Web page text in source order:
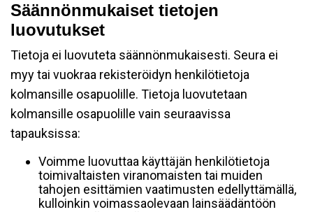
Säännönmukaiset tietojen
luovutukset
Tietoja ei luovuteta säännönmukaisesti. Seura ei
myy tai vuokraa rekisteröidyn henkilötietoja
kolmansille osapuolille. Tietoja luovutetaan
kolmansille osapuolille vain seuraavissa
tapauksissa:
Voimme luovuttaa käyttäjän henkilötietoja
toimivaltaisten viranomaisten tai muiden
tahojen esittämien vaatimusten edellyttämällä,
kulloinkin voimassaolevaan lainsäädäntöön